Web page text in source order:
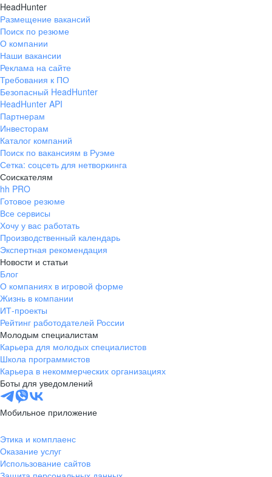
образование. Молодежь сегодня
задаёт тренды и меняет рынок
труда, и горжусь тем, что являюсь
HeadHunter
Размещение вакансий
Поиск по резюме
О компании
Наши вакансии
Реклама на сайте
Требования к ПО
Безопасный HeadHunter
HeadHunter API
Партнерам
Инвесторам
Каталог компаний
Поиск по вакансиям в Руэме
Сетка: соцсеть для нетворкинга
Соискателям
hh PRO
Готовое резюме
Все сервисы
Хочу у вас работать
Производственный календарь
Экспертная рекомендация
Новости и статьи
Блог
О компаниях в игровой форме
Жизнь в компании
ИТ-проекты
Рейтинг работодателей России
Молодым специалистам
Карьера для молодых специалистов
Школа программистов
Карьера в некоммерческих организациях
Боты для уведомлений
Мобильное приложение
Этика и комплаенс
Оказание услуг
Использование сайтов